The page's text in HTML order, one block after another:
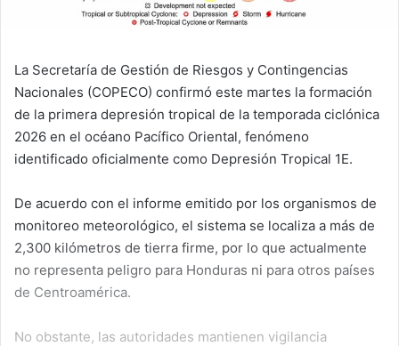
La Secretaría de Gestión de Riesgos y Contingencias
Nacionales (COPECO) confirmó este martes la formación
de la primera depresión tropical de la temporada ciclónica
2026 en el océano Pacífico Oriental, fenómeno
identificado oficialmente como Depresión Tropical 1E.
De acuerdo con el informe emitido por los organismos de
monitoreo meteorológico, el sistema se localiza a más de
2,300 kilómetros de tierra firme, por lo que actualmente
no representa peligro para Honduras ni para otros países
de Centroamérica.
No obstante, las autoridades mantienen vigilancia